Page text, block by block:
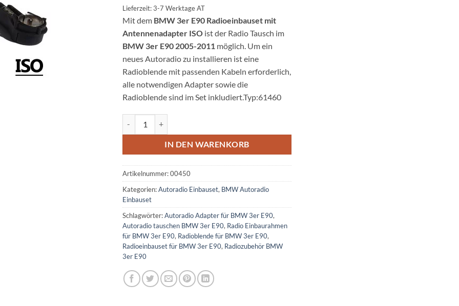
Lieferzeit: 3-7 Werktage AT
Mit dem BMW 3er E90 Radioeinbauset mit
Antennenadapter ISO ist der Radio Tausch im
BMW 3er E90 2005-2011 möglich. Um ein
neues Autoradio zu installieren ist eine
Radioblende mit passenden Kabeln erforderlich,
alle notwendigen Adapter sowie die
Radioblende sind im Set inkludiert.Typ:61460
IN DEN WARENKORB
Artikelnummer:00450
Kategorien:Autoradio Einbauset, BMW Autoradio
Einbauset
Schlagwörter:Autoradio Adapter für BMW 3er E90,
Autoradio tauschen BMW 3er E90, Radio Einbaurahmen
für BMW 3er E90, Radioblende für BMW 3er E90,
Radioeinbauset für BMW 3er E90, Radiozubehör BMW
3er E90